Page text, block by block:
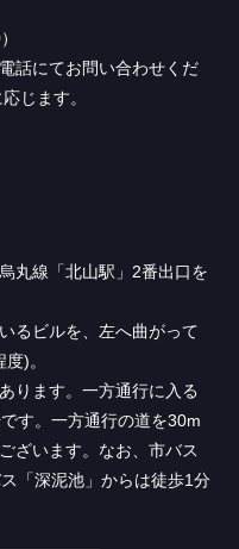
話にてお問い合わせくだ
じます。
丸線「北山駅」2番出口を
るビルを、左へ曲がって
)。
ります。一方通行に入る
す。一方通行の道を30m
ざいます。なお、市バス
「深泥池」からは徒歩1分